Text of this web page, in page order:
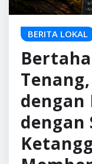
BERITA LOKAL
dengan